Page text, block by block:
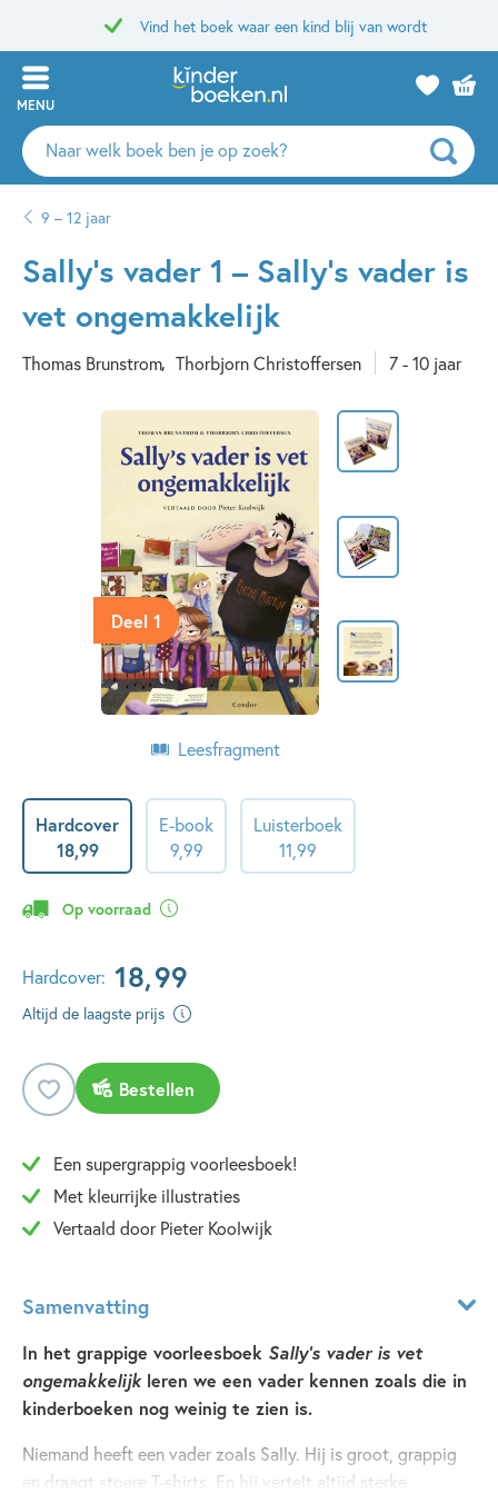
Vind het boek waar een kind blij van wordt
MENU
Zoeken
naar
auteurs
uitgevers
9 – 12 jaar
Sally’s vader 1 – Sally’s vader is
vet ongemakkelijk
Thomas Brunstrom Thorbjorn Christoffersen 7 - 10 jaar
Deel 1
Leesfragment
Hardcover
18,99
E-book
9,99
Luisterboek
11 99
Op voorraad
Hardcover: 18,99
Altijd de laagste prijs
Bestellen
Een supergrappig voorleesboek!
Met kleurrijke illustraties
Vertaald door Pieter Koolwijk
Samenvatting
In het grappige voorleesboek Sally’s vader is vet
ongemakkelijk leren we een vader kennen zoals die in
kinderboeken nog weinig te zien is.
Niemand heeft een vader zoals Sally. Hij is groot, grappig
en draagt stoere T-shirts. En hij vertelt altijd sterke